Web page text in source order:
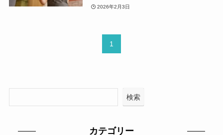
2026年2月3日
1
検索
カテゴリー